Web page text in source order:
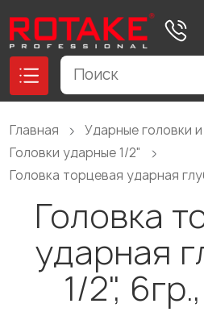
Главная
Ударные головки
Головки ударные 1/2"
Головка торцевая ударная
Головка
ударная
1/2",